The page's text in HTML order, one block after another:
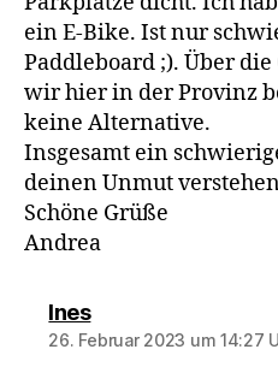
ein E-Bike. Ist nur
Paddleboard ;). Über
wir hier in der Provinz
keine Alternative.
Insgesamt ein
deinen Unmut
Schöne Grüße
Andrea
Inessagt:
26. Februar 2023 um 14:27